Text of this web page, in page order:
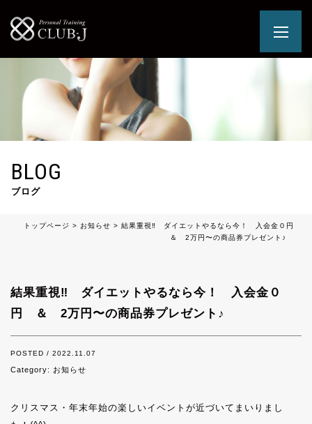
BLOG
ブログ
トップページ > お知らせ > 結果重視‼︎ ダイエットやるなら今！ 入会金０円
＆ 2万円〜の商品券プレゼント♪
結果重視‼︎ ダイエットやるなら今！ 入会金０
円 ＆ 2万円〜の商品券プレゼント♪
POSTED / 2022.11.07
Category: お知らせ
クリスマス・年末年始の楽しいイベントが近づいてまいりまし